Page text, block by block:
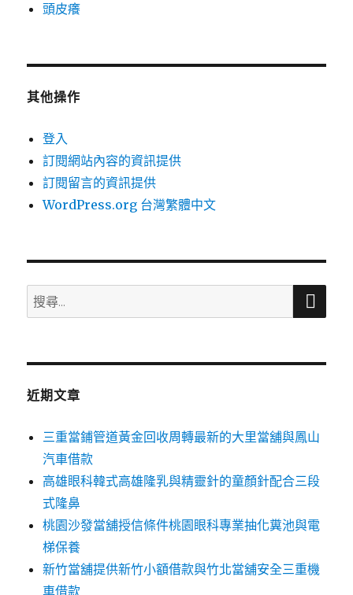
頭皮癢
其他操作
登入
訂閱網站內容的資訊提供
訂閱留言的資訊提供
WordPress.org 台灣繁體中文
搜
尋
鍵
搜
近期文章
三重當鋪管道黃金回收周轉最新的大里當舖與鳳山
汽車借款
高雄眼科韓式高雄隆乳與精靈針的童顏針配合三段
式隆鼻
桃園沙發當舖授信條件桃園眼科專業抽化糞池與電
梯保養
新竹當舖提供新竹小額借款與竹北當舖安全三重機
車借款